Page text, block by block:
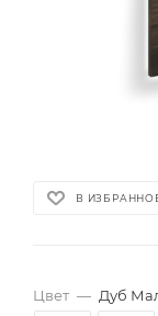
В
Цвет — Дуб